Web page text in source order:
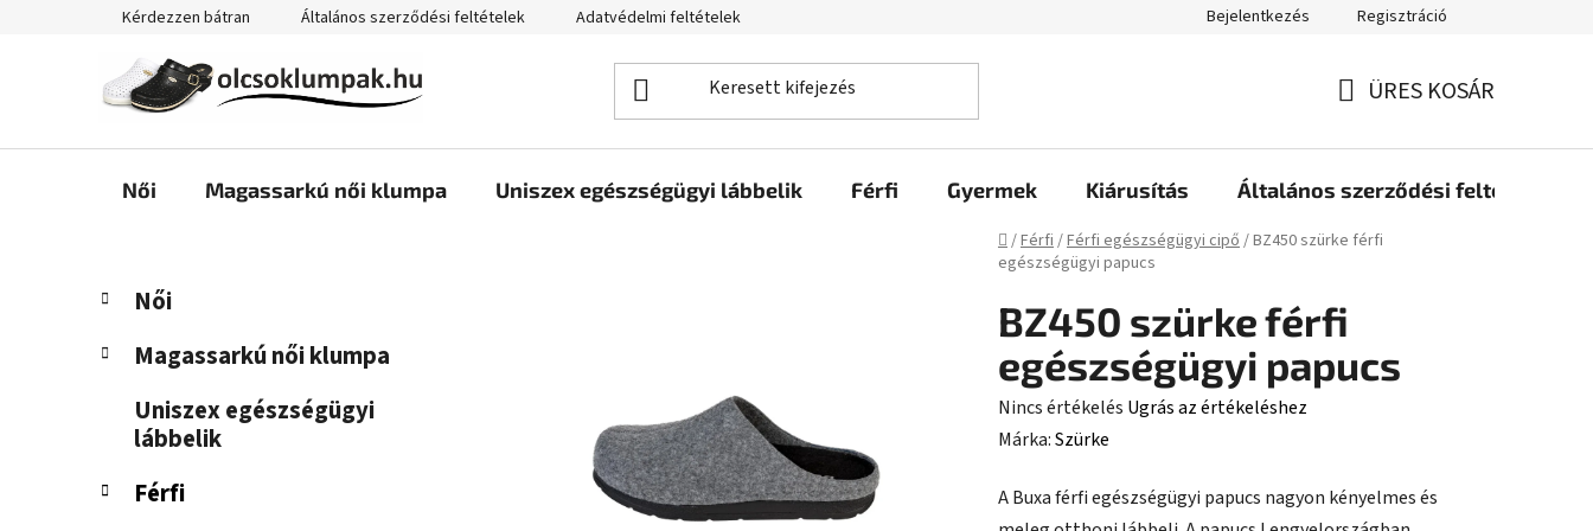
tartalomhoz
Kérdezzen bátran Általános szerződési feltételek Adatvédelmi feltételek Bejelentkezés Regisztráció
ÜRES KOSÁR
Női Magassarkú női klumpa Uniszex egészségügyi lábbelik Férfi Gyermek Kiárusítás Általános szerződési feltételek
Kezdőlap
/Férfi/Férfi egészségügyi cipő/BZ450 szürke férfi
egészségügyi papucs
O
d
p
Kategóriák
átugrása
K
a
e
á
Női
Magassarkú női klumpa
Uniszex egészségügyi
lábbelik
Férfi
BZ450 szürke férfi
egészségügyi papucs
A
termék
értékelése
Nincs értékelés Ugrás az értékeléshez
Márka:Szürke
A Buxa férfi egészségügyi papucs nagyon kényelmes és